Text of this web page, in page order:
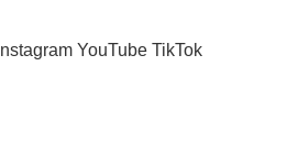
Instagram YouTube TikTok